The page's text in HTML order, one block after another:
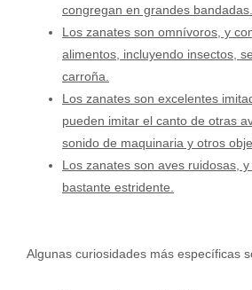
congregan en grandes bandadas.
Los zanates son omnívoros, y
alimentos, incluyendo insectos,
carroña.
Los zanates son excelentes
pueden imitar el canto de otras
sonido de maquinaria y otros
Los zanates son aves ruidosas,
bastante estridente.
Algunas curiosidades más específicas